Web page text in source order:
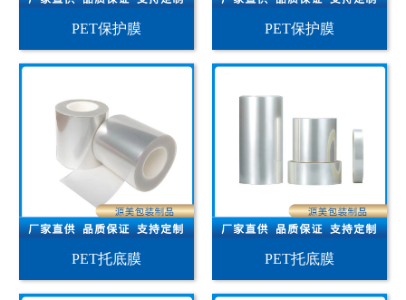
PET保护膜 PET保护膜
PET托底膜 PET托底膜